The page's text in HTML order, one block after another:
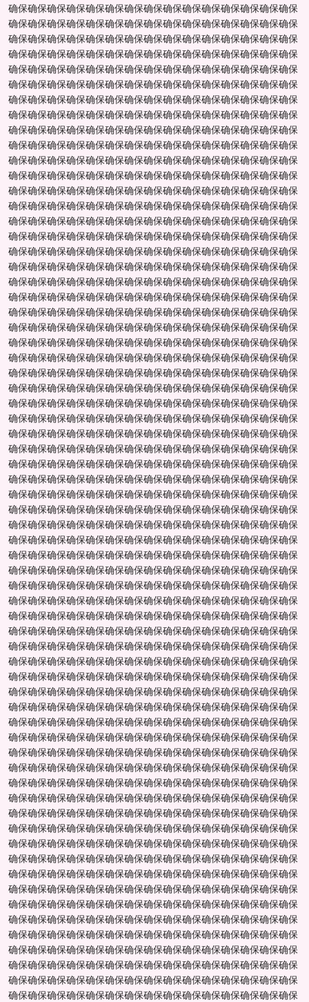
确保确保确保确保确保确保确保确保确保确保确保确保确保确保确保
确保确保确保确保确保确保确保确保确保确保确保确保确保确保确保
确保确保确保确保确保确保确保确保确保确保确保确保确保确保确保
确保确保确保确保确保确保确保确保确保确保确保确保确保确保确保
确保确保确保确保确保确保确保确保确保确保确保确保确保确保确保
确保确保确保确保确保确保确保确保确保确保确保确保确保确保确保
确保确保确保确保确保确保确保确保确保确保确保确保确保确保确保
确保确保确保确保确保确保确保确保确保确保确保确保确保确保确保
确保确保确保确保确保确保确保确保确保确保确保确保确保确保确保
确保确保确保确保确保确保确保确保确保确保确保确保确保确保确保
确保确保确保确保确保确保确保确保确保确保确保确保确保确保确保
确保确保确保确保确保确保确保确保确保确保确保确保确保确保确保
确保确保确保确保确保确保确保确保确保确保确保确保确保确保确保
确保确保确保确保确保确保确保确保确保确保确保确保确保确保确保
确保确保确保确保确保确保确保确保确保确保确保确保确保确保确保
确保确保确保确保确保确保确保确保确保确保确保确保确保确保确保
确保确保确保确保确保确保确保确保确保确保确保确保确保确保确保
确保确保确保确保确保确保确保确保确保确保确保确保确保确保确保
确保确保确保确保确保确保确保确保确保确保确保确保确保确保确保
确保确保确保确保确保确保确保确保确保确保确保确保确保确保确保
确保确保确保确保确保确保确保确保确保确保确保确保确保确保确保
确保确保确保确保确保确保确保确保确保确保确保确保确保确保确保
确保确保确保确保确保确保确保确保确保确保确保确保确保确保确保
确保确保确保确保确保确保确保确保确保确保确保确保确保确保确保
确保确保确保确保确保确保确保确保确保确保确保确保确保确保确保
确保确保确保确保确保确保确保确保确保确保确保确保确保确保确保
确保确保确保确保确保确保确保确保确保确保确保确保确保确保确保
确保确保确保确保确保确保确保确保确保确保确保确保确保确保确保
确保确保确保确保确保确保确保确保确保确保确保确保确保确保确保
确保确保确保确保确保确保确保确保确保确保确保确保确保确保确保
确保确保确保确保确保确保确保确保确保确保确保确保确保确保确保
确保确保确保确保确保确保确保确保确保确保确保确保确保确保确保
确保确保确保确保确保确保确保确保确保确保确保确保确保确保确保
确保确保确保确保确保确保确保确保确保确保确保确保确保确保确保
确保确保确保确保确保确保确保确保确保确保确保确保确保确保确保
确保确保确保确保确保确保确保确保确保确保确保确保确保确保确保
确保确保确保确保确保确保确保确保确保确保确保确保确保确保确保
确保确保确保确保确保确保确保确保确保确保确保确保确保确保确保
确保确保确保确保确保确保确保确保确保确保确保确保确保确保确保
确保确保确保确保确保确保确保确保确保确保确保确保确保确保确保
确保确保确保确保确保确保确保确保确保确保确保确保确保确保确保
确保确保确保确保确保确保确保确保确保确保确保确保确保确保确保
确保确保确保确保确保确保确保确保确保确保确保确保确保确保确保
确保确保确保确保确保确保确保确保确保确保确保确保确保确保确保
确保确保确保确保确保确保确保确保确保确保确保确保确保确保确保
确保确保确保确保确保确保确保确保确保确保确保确保确保确保确保
确保确保确保确保确保确保确保确保确保确保确保确保确保确保确保
确保确保确保确保确保确保确保确保确保确保确保确保确保确保确保
确保确保确保确保确保确保确保确保确保确保确保确保确保确保确保
确保确保确保确保确保确保确保确保确保确保确保确保确保确保确保
确保确保确保确保确保确保确保确保确保确保确保确保确保确保确保
确保确保确保确保确保确保确保确保确保确保确保确保确保确保确保
确保确保确保确保确保确保确保确保确保确保确保确保确保确保确保
确保确保确保确保确保确保确保确保确保确保确保确保确保确保确保
确保确保确保确保确保确保确保确保确保确保确保确保确保确保确保
确保确保确保确保确保确保确保确保确保确保确保确保确保确保确保
确保确保确保确保确保确保确保确保确保确保确保确保确保确保确保
确保确保确保确保确保确保确保确保确保确保确保确保确保确保确保
确保确保确保确保确保确保确保确保确保确保确保确保确保确保确保
确保确保确保确保确保确保确保确保确保确保确保确保确保确保确保
确保确保确保确保确保确保确保确保确保确保确保确保确保确保确保
确保确保确保确保确保确保确保确保确保确保确保确保确保确保确保
确保确保确保确保确保确保确保确保确保确保确保确保确保确保确保
确保确保确保确保确保确保确保确保确保确保确保确保确保确保确保
确保确保确保确保确保确保确保确保确保确保确保确保确保确保确保
确保确保确保确保确保确保确保确保确保确保确保确保确保确保确保